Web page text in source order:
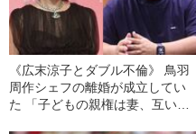
《広末涼子とダブル不倫》 鳥羽
周作シェフの離婚が成立してい
た 「子どもの親権は妻、互いに